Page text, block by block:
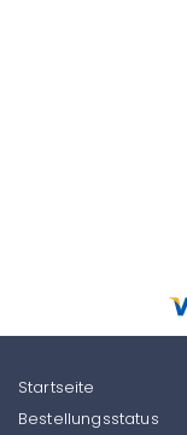
Startseite
Bestellungsstatus